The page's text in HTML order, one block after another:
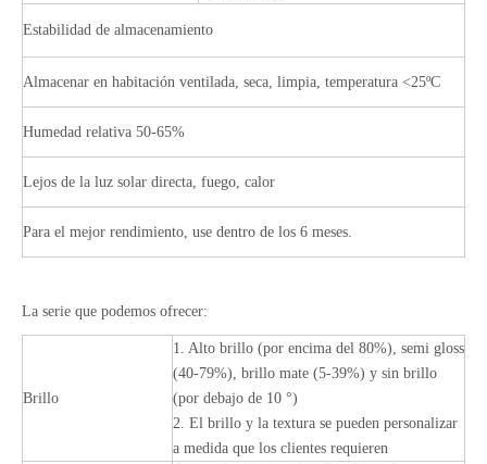
Estabilidad de almacenamiento
Almacenar en habitación ventilada, seca, limpia, temperatura <25ºC
Humedad relativa 50-65%
Lejos de la luz solar directa, fuego, calor
Para el mejor rendimiento, use dentro de los 6 meses.
La serie que podemos ofrecer:
Brillo
1. Alto brillo (por encima del 80%), semi gloss
(40-79%), brillo mate (5-39%) y sin brillo
(por debajo de 10 °)
2. El brillo y la textura se pueden personalizar
a medida que los clientes requieren